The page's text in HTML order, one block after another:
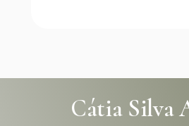
Cátia Silva